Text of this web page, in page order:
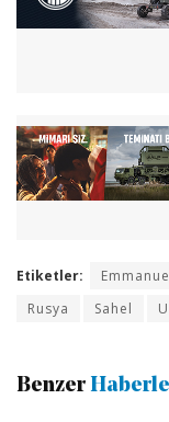
Etiketler:
Rusya
Sahel
Benzer